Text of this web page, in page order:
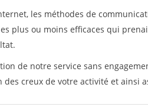
les méthodes de
plus ou moins efficaces qui
de notre service sans
des creux de votre activité et ainsi